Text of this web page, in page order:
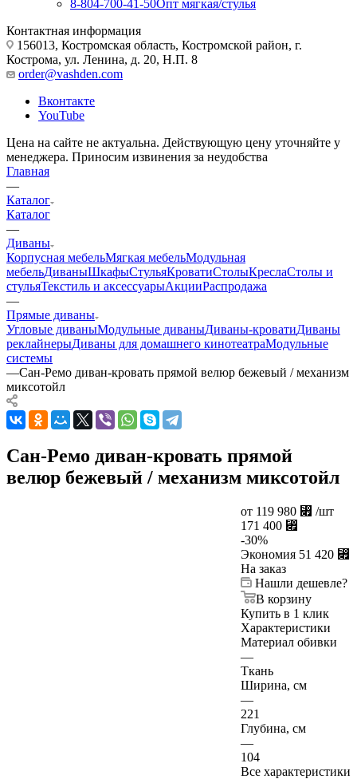
8-804-700-41-50Опт мягкая/стулья
Контактная информация
156013, Костромская область, Костромской район, г.
Кострома, ул. Ленина, д. 20, Н.П. 8
order@vashden.com
Вконтакте
YouTube
Цена на сайте не актуальна. Действующую цену уточняйте у
менеджера. Приносим извинения за неудобства
Главная
—
Каталог
Каталог
—
Диваны
Корпусная мебельМягкая мебельМодульная
мебельДиваныШкафыСтульяКроватиСтолыКреслаСтолы и
стульяТекстиль и аксессуарыАкцииРаспродажа
—
Прямые диваны
Угловые диваныМодульные диваныДиваны-кроватиДиваны
реклайнерыДиваны для домашнего кинотеатраМодульные
системы
—Сан-Ремо диван-кровать прямой велюр бежевый / механизм
миксотойл
Сан-Ремо диван-кровать прямой
велюр бежевый / механизм миксотойл
от 119 980 ⃏ /шт
171 400 ⃏
-30%
Экономия 51 420 ⃏
На заказ
Нашли дешевле?
В корзину
Купить в 1 клик
Характеристики
Материал обивки
—
Ткань
Ширина, см
—
221
Глубина, см
—
104
Все характеристики